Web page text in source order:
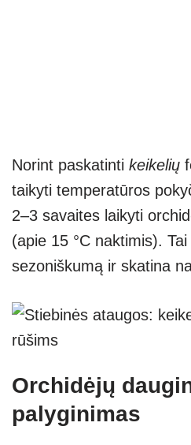
Norint paskatinti keikelių
taikyti temperatūros
2–3 savaites laikyti
(apie 15 °C naktimis).
sezoniškumą ir skatina
Orchidėjų
palyginimas